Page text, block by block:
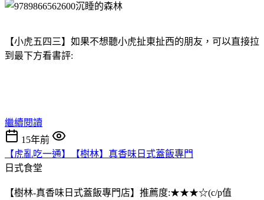
【小虎五四三】如果不想聽小虎扯東扯西的朋友，可以直接拉
到最下方看書評:
繼續閱讀
15年前
【虎亂吃一通】【樹林】真香味日式蓋飯專門
日式食堂
【樹林-真香味日式蓋飯專門店】推薦度:★★★☆(c/p值